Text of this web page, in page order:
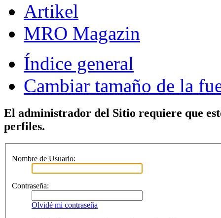
Artikel
MRO Magazin
Índice general
Cambiar tamaño de la
El administrador del Sitio requiere que
perfiles.
Nombre de Usuario:
Contraseña:
Olvidé mi contraseña